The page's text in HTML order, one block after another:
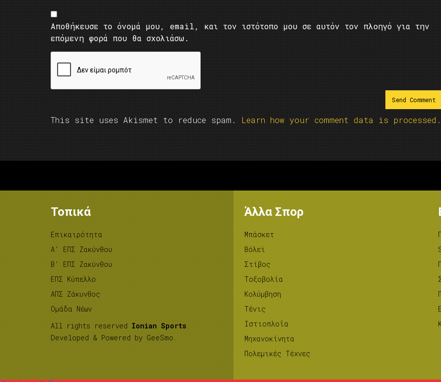
Αποθήκευσε το όνομά μου, email, και τον ιστότοπο μου σε αυτόν τον πλοηγό για την
επόμενη φορά που θα σχολιάσω.
This site uses Akismet to reduce spam. Learn how your comment data is processed.
Τοπικά
Επικαιρότητα
A’ ΕΠΣ Ζακύνθου
B’ ΕΠΣ Ζακύνθου
ΕΠΣ Κύπελλο
ΑΠΣ Ζάκυνθος
Ομάδα Νέων
All rights reserved Ionian Sports .
Developed & Powered by GeeSmo .
Άλλα Σπορ
Μπάσκετ
Βόλεϊ
Στίβος
Tοξοβολία
Κολύμβηση
Τένις
Ιστιοπλοΐα
Μηχανοκίνητα
Πολεμικές Τέχνες